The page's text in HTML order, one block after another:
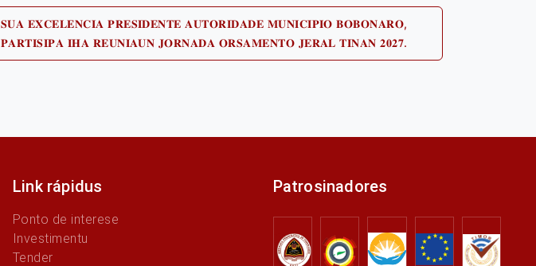
Next
post:
𝐒𝐔𝐀 𝐄𝐗𝐂𝐄𝐋𝐄𝐍𝐂𝐈𝐀 𝐏𝐑𝐄𝐒𝐈𝐃𝐄𝐍𝐓𝐄 𝐀𝐔𝐓𝐎𝐑𝐈𝐃𝐀𝐃𝐄 𝐌𝐔𝐍𝐈𝐂𝐈𝐏𝐈𝐎 𝐁𝐎𝐁𝐎𝐍𝐀𝐑𝐎,
𝐏𝐀𝐑𝐓𝐈𝐒𝐈𝐏𝐀 𝐈𝐇𝐀 𝐑𝐄𝐔𝐍𝐈𝐀𝐔𝐍 𝐉𝐎𝐑𝐍𝐀𝐃𝐀 𝐎𝐑𝐒𝐀𝐌𝐄𝐍𝐓𝐎 𝐉𝐄𝐑𝐀𝐋 𝐓𝐈𝐍𝐀𝐍 𝟐𝟎𝟐𝟕.
Link rápidus
Ponto de interese
Investimentu
Tender
Patrosinadores